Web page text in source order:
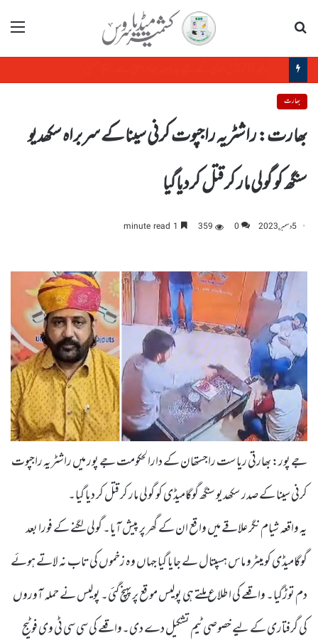
مینو
بھارت
بھارت: راشٹریہ راجپوت کرنی سینا کے سربراہ سکھدیو
سنگھ کو گولی مار کر قتل کردیاگیا
5 دسمبر, 2023 0
359
جے پور: بھارتی ریاست راجستھان کے دارالحکومت جے پور میں راشٹریہ راجپوت
کرنی سینا کے صدر سکھدیو سنگھ گوگامیڈی کو گولی مار کر قتل کر دیا گیا۔
یہ واقعہ شیام نگر علاقے میں واقع ان کے گھر پر پیش آیا۔ گولی لگنے کے فورا بعد
گوگامیڈی کو میٹرو ماس ہسپتال لے جایا گیا جہاں وہ زخموں کی تاب نہ لاتے ہوئے
دم توڑگیا۔ واقعے کی اطلاع ملتے ہی پولیس موقع پر پہنچ گئی۔ پولیس نے حملہ آوروں
کی گرفتاری کے لیے خصوصی ٹیم تشکیل دے دی۔واقعے کی سی سی ٹی وی فوٹیج